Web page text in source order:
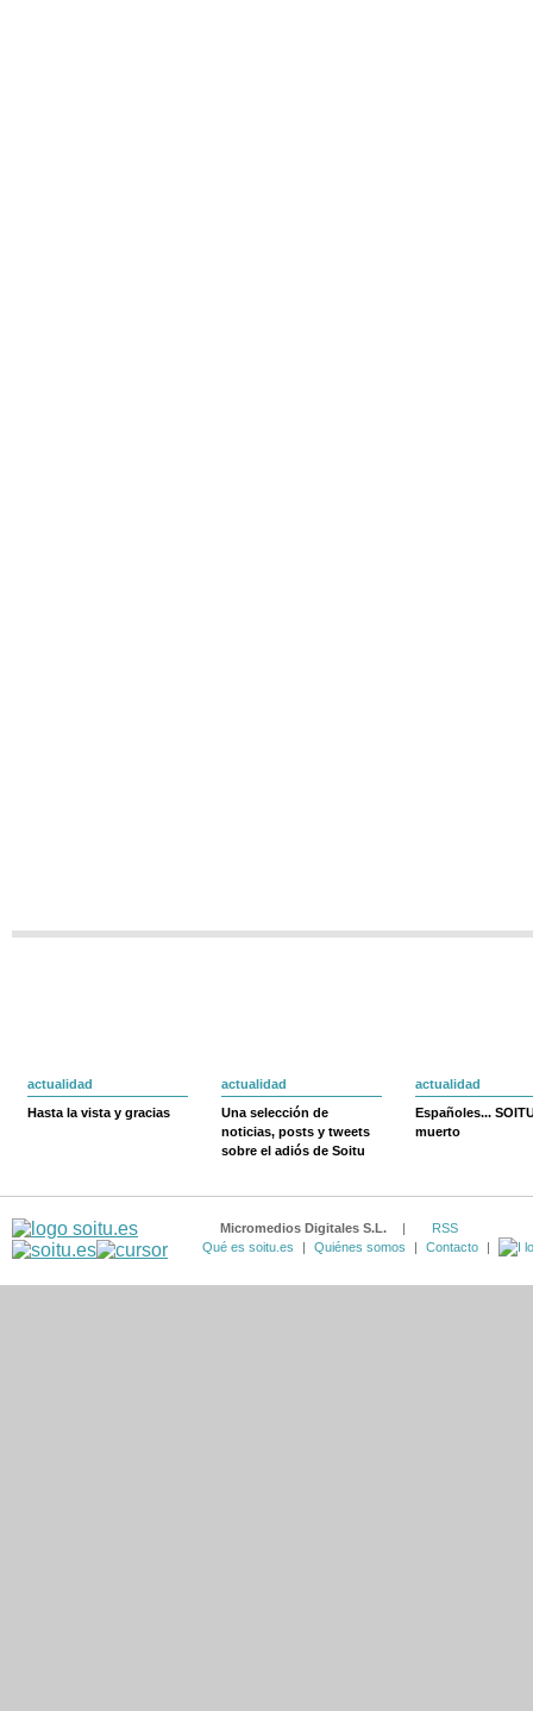
actualidad
Hasta la vista y gracias
actualidad
Una selección de
noticias, posts y tweets
sobre el adiós de Soitu
actualidad
Españoles...
muerto
Micromedios Digitales S.L. |
RSS
Qué es soitu.es
| Quiénes somos | Contacto |